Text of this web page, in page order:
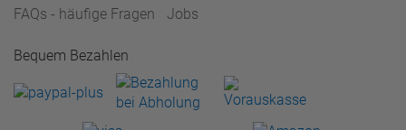
FAQs - häufige Fragen
Jobs
Bequem Bezahlen